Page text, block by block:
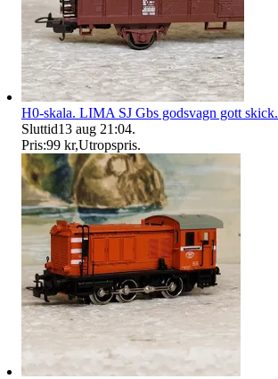
H0-skala. LIMA SJ Gbs godsvagn gott skick.
Sluttid13 aug 21:04.
Pris:99 kr,Utropspris.